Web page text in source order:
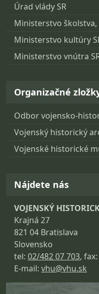
Úrad vlády SR
Ministerstvo školstva,
Ministerstvo kultúry
Ministerstvo vnútra
Organizačné
Odbor vojensko-
Vojenský historický
Vojenské historické
Nájdete nás
VOJENSKÝ
Krajná 27
821 04 Bratislava
Slovensko
tel: 02/482 07 703,
E-mail: vhu@vhu.sk